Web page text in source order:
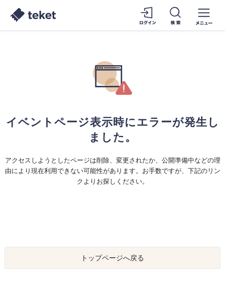
イベントページ表示時にエラーが発生し
ました。
アクセスしようとしたページは削除、変更されたか、公開準備中などの理
由により現在利用できない可能性があります。お手数ですが、下記のリン
クよりお探しください。
トップページへ戻る